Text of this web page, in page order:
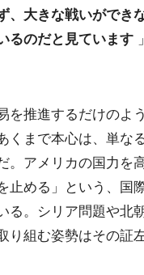
、大きな戦いができ
るのだと見ています
を推進するだけのよ
くまで本心は、単な
。アメリカの国力を
止める」という、国
る。シリア問題や北
り組む姿勢はその証